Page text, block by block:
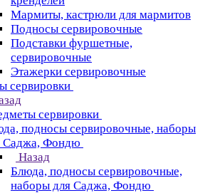
Мармиты, кастрюли для мармитов
Подносы сервировочные
Подставки фуршетные,
сервировочные
Этажерки сервировочные
сервировки
сервировки
подносы сервировочные, наборы
Саджа, Фондю
Назад
Блюда, подносы сервировочные,
наборы для Саджа, Фондю